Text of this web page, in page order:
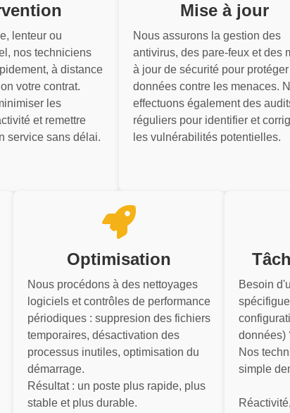
lenteur ou
nos techniciens
à distance
votre contrat.
les
et remettre
service sans délai.
Mise à jour
Nous assurons la gestion des
antivirus, des pare-feux et des
à jour de sécurité pour
données contre les menaces.
effectuons également des
réguliers pour identifier et
les vulnérabilités potentielles.
Optimisation
Nous procédons à des nettoyages
logiciels et contrôles de performance
périodiques : suppresion des fichiers
temporaires, désactivation des
processus inutiles, optimisation du
démarrage.
Résultat : un poste plus rapide, plus
stable et plus durable.
Besoin
données)
Nos
simple